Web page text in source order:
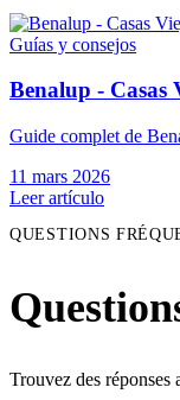
Guías y consejos
Benalup - Casas
Guide complet de
11 mars 2026
Leer artículo
QUESTIONS
Trouvez des réponses